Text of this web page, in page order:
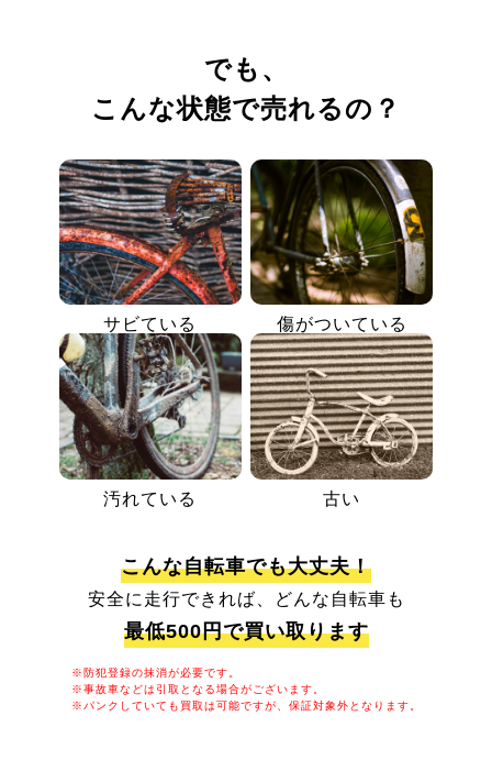
でも、
こんな状態で売れるの？
サビている 傷がついている
汚れている 古い
こんな自転車でも大丈夫！
安全に走行できれば、どんな自転車も
最低500円で買い取ります
※防犯登録の抹消が必要です。
※事故車などは引取となる場合がございます。
※パンクしていても買取は可能ですが、保証対象外となります。